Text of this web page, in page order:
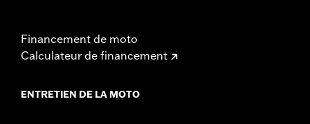
Financement de moto
Calculateur de financement
ENTRETIEN DE LA MOTO